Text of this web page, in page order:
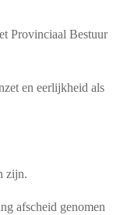
Provinciaal Bestuur
en eerlijkheid als
zijn.
afscheid genomen